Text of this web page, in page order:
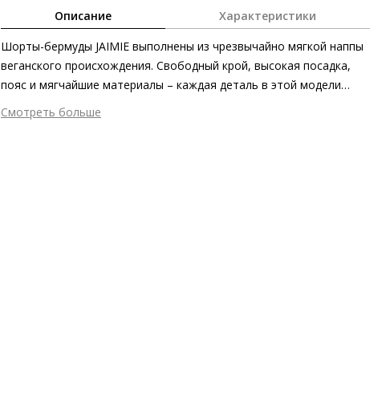
Описание Характеристики
Шорты-бермуды JAIMIE выполнены из чрезвычайно мягкой наппы
веганского происхождения. Свободный крой, высокая посадка,
пояс и мягчайшие материалы – каждая деталь в этой модели
нацелена на безупречный комфорт.
Смотреть больше